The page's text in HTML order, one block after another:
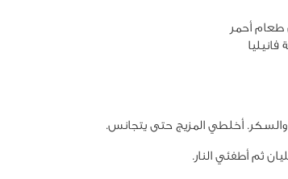
أحمر
أخلطي المزيج حتى يتجانس.
ثم أطفئي النار.